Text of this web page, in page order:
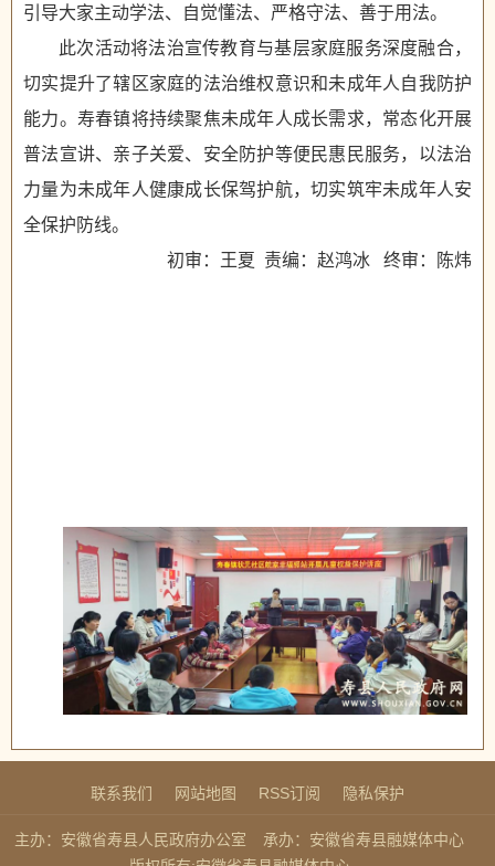
引导大家主动学法、自觉懂法、严格守法、善于用法。
此次活动将法治宣传教育与基层家庭服务深度融合，
切实提升了辖区家庭的法治维权意识和未成年人自我防护
能力。寿春镇将持续聚焦未成年人成长需求，常态化开展
普法宣讲、亲子关爱、安全防护等便民惠民服务，以法治
力量为未成年人健康成长保驾护航，切实筑牢未成年人安
全保护防线。
初审：王夏 责编：赵鸿冰 终审：陈炜
联系我们 网站地图 RSS订阅 隐私保护
主办：安徽省寿县人民政府办公室
承办：安徽省寿县融媒体中心